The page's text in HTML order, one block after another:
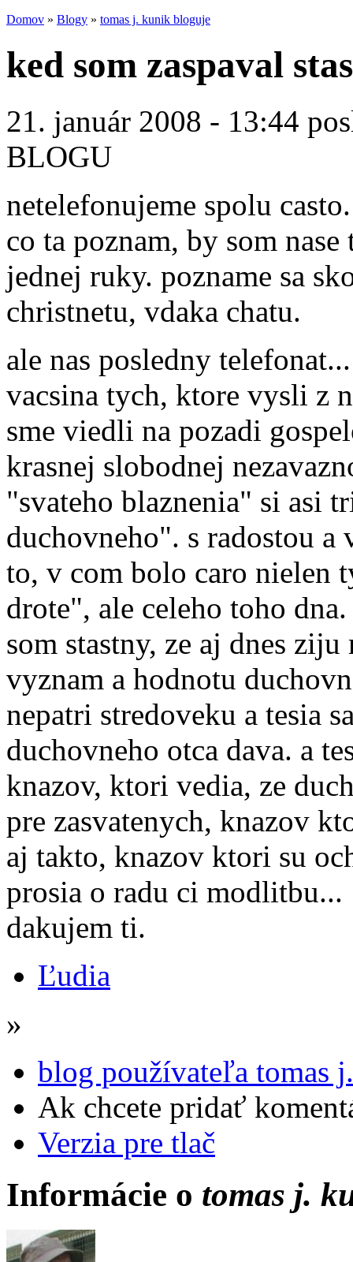
Domov » Blogy » tomas j. kunik bloguje
ked som zaspaval
21. január 2008 - 13:44
BLOGU
netelefonujeme spolu
co ta poznam, by som
jednej ruky. pozname sa
christnetu, vdaka chatu.
ale nas posledny
vacsina tych, ktore vysli z
sme viedli na pozadi
krasnej slobodnej
"svateho blaznenia" si asi
duchovneho". s radostou
to, v com bolo caro nielen
drote", ale celeho toho
som stastny, ze aj dnes
vyznam a hodnotu
nepatri stredoveku a tesia
duchovneho otca dava. a
knazov, ktori vedia, ze
pre zasvatenych, knazov
aj takto, knazov ktori su
prosia o radu ci modlitbu...
dakujem ti.
Ľudia
»
blog používateľa tomas
Ak chcete pridať
Verzia pre tlač
Informácie o tomas j.